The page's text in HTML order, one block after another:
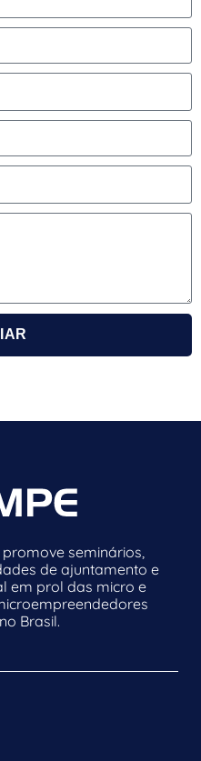
seminários,
de ajuntamento e
em prol das micro e
Brasil.